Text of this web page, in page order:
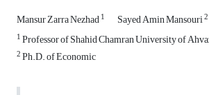
Mansur Zarra Nezhad1 Sayed Amin Mansouri2
1Professor of Shahid Chamran University of
2Ph.D. of Economic